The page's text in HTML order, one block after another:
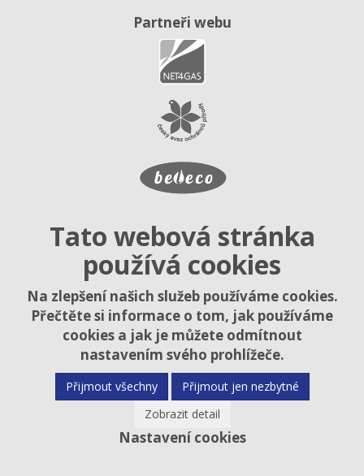
Partneři webu
Tato webová stránka
používá cookies
Na zlepšení našich služeb používáme cookies.
Přečtěte si informace o tom, jak používáme
cookies a jak je můžete odmítnout
nastavením svého prohlížeče.
Přijmout všechny
Přijmout jen nezbytné
Zobrazit detail
Nastavení cookies